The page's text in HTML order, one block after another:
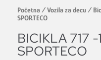
Početna /Vozila za decu /
SPORTECO
BICIKLA 717 -
SPORTECO